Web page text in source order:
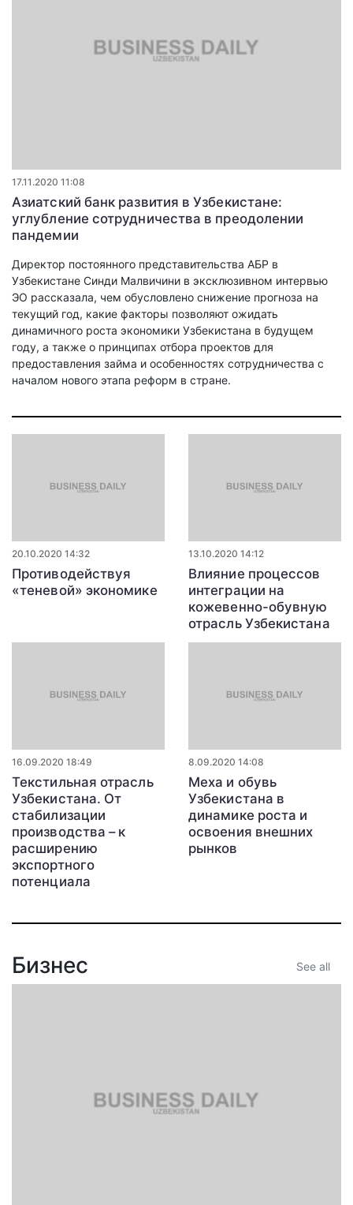
17.11.2020 11:08
Азиатский банк развития в Узбекистане:
углубление сотрудничества в преодолении
пандемии
Директор постоянного представительства АБР в
Узбекистане Синди Малвичини в эксклюзивном интервью
ЭО рассказала, чем обусловлено снижение прогноза на
текущий год, какие факторы позволяют ожидать
динамичного роста экономики Узбекистана в будущем
году, а также о принципах отбора проектов для
предоставления займа и особенностях сотрудничества с
началом нового этапа реформ в стране.
20.10.2020 14:32
Противодействуя
«теневой» экономике
13.10.2020 14:12
Влияние процессов
интеграции на
кожевенно-обувную
отрасль Узбекистана
16.09.2020 18:49
Текстильная отрасль
Узбекистана. От
стабилизации
производства – к
расширению
экспортного
потенциала
8.09.2020 14:08
Меха и обувь
Узбекистана в
динамике роста и
освоения внешних
рынков
Бизнес See all